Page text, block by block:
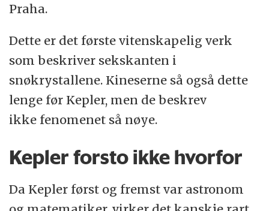
Praha.
Dette er det første vitenskapelig verk
som beskriver sekskanten i
snøkrystallene. Kineserne så også dette
lenge før Kepler, men de beskrev
ikke fenomenet så nøye.
Kepler forsto ikke hvorfor
Da Kepler først og fremst var astronom